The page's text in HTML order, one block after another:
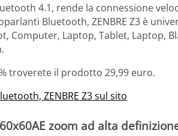
4.1, rende la connessione
Bluetooth, ZENBRE Z3 è
Computer, Laptop, Tablet, Laptop,
troverete il prodotto 29,99 euro.
ZENBRE Z3 sul sito
zoom ad alta